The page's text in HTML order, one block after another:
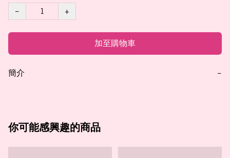
−
+
加至購物車
簡介 −
你可能感興趣的商品